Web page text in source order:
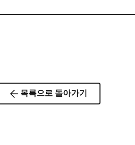
목록으로 돌아가기